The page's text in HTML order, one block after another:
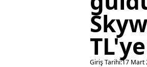
Giriş Tarihi:17 Mart